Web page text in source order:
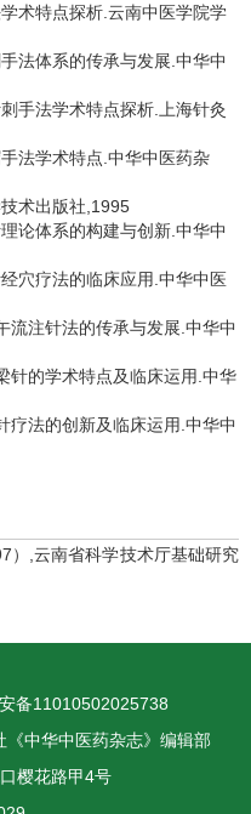
术特点探析.云南中医学院学
法体系的传承与发展.中华中
手法学术特点探析.上海针灸
法学术特点.中华中医药杂
术出版社,1995
论体系的构建与创新.中华中
穴疗法的临床应用.中华中医
流注针法的传承与发展.中华中
针的学术特点及临床运用.中华
疗法的创新及临床运用.中华中
）,云南省科学技术厅基础研究
备11010502025738
中华中医药杂志》编辑部
樱花路甲4号